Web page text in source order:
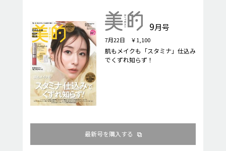
9月号
7月22日 ￥1,100
肌もメイクも「スタミナ」仕込み
でくずれ知らず！
最新号を購入する